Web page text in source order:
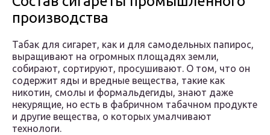
производства
Табак для сигарет, как и для самодельных папирос,
выращивают на огромных площадях земли,
собирают, сортируют, просушивают. О том, что он
содержит яды и вредные вещества, такие как
никотин, смолы и формальдегиды, знают даже
некурящие, но есть в фабричном табачном продукте
и другие вещества, о которых умалчивают
технологи.